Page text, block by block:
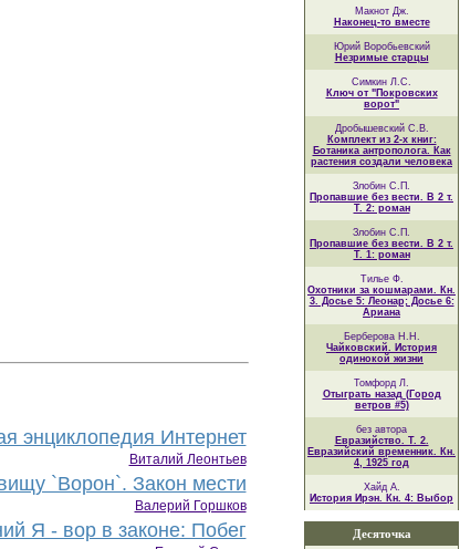
энциклопедия Интернет
Виталий Леонтьев
`Ворон`. Закон мести
Валерий Горшков
Я - вор в законе: Побег
Макнот Дж.
Наконец-то вместе
Юрий Воробьевский
Незримые старцы
Симкин Л.С.
Ключ от "Покровских
ворот"
Дробышевский С.В.
Комплект из 2-х книг:
Ботаника антрополога. Как
растения создали человека
Злобин С.П.
Пропавшие без вести. В 2 т.
Т. 2: роман
Злобин С.П.
Пропавшие без вести. В 2 т.
Т. 1: роман
Тилье Ф.
Охотники за кошмарами. Кн.
3. Досье 5: Леонар; Досье 6:
Ариана
Берберова Н.Н.
Чайковский. История
одинокой жизни
Томфорд Л.
Отыграть назад (Город
ветров #5)
без автора
Евразийство. Т. 2.
Евразийский временник. Кн.
4, 1925 год
Хайд А.
История Ирэн. Кн. 4: Выбор
Десяточка